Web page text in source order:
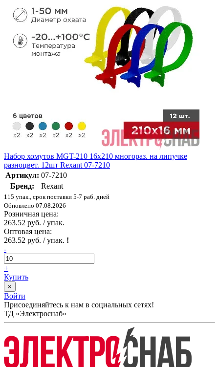
Набор хомутов MGT-210 16х210 многораз. на липучке
разноцвет. 12шт Rexant 07-7210
Артикул: 07-7210
Бренд:
Rexant
115 упак., срок поставки 5-7 раб. дней
Обновлено 07.08.2026
Розничная цена:
263.52 руб. / упак.
Оптовая цена:
263.52 руб. / упак. !
-
+
Купить
×
Войти
Присоединяйтесь к нам в социальных сетях!
ТД «Электроснаб»